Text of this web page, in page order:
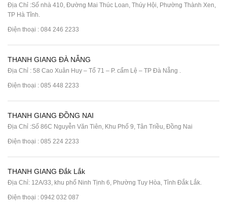
Địa Chỉ :Số nhà 410, Đường Mai Thúc Loan, Thúy Hội, Phường Thành Xen,
TP Hà Tĩnh.
Điện thoại : 084 246 2233
THANH GIANG ĐÀ NẴNG
Địa Chỉ : 58 Cao Xuân Huy – Tổ 71 – P. cẩm Lệ – TP Đà Nẵng .
Điện thoại : 085 448 2233
THANH GIANG ĐỒNG NAI
Địa Chỉ :Số 86C Nguyễn Văn Tiên, Khu Phố 9, Tân Triều, Đồng Nai
Điện thoại : 085 224 2233
THANH GIANG Đắk Lắk
Địa Chỉ: 12A/33, khu phố Ninh Tịnh 6, Phường Tuy Hòa, Tỉnh Đắk Lắk.
Điện thoại : 0942 032 087